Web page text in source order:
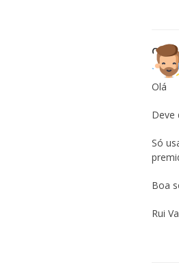
3 de
Olá
Deve
Só
Boa
Rui